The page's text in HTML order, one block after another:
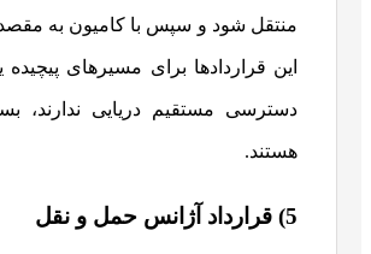
منتقل شود و سپس با کامیون به
این قراردادها برای مسیرهای پیچیده
دسترسی مستقیم دریایی ندارند،
هستند.
5) قرارداد آژانس حمل و نقل